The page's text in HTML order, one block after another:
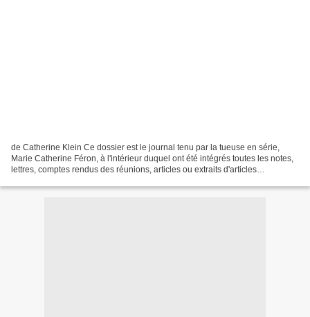
de Catherine Klein Ce dossier est le journal tenu par la tueuse en série,
Marie Catherine Féron, à l'intérieur duquel ont été intégrés toutes les notes,
lettres, comptes rendus des réunions, articles ou extraits d'articles